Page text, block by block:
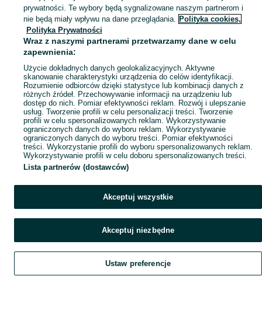
Mapa kategorii
Mapa miejscowości
Mapa ministron
Popularne wyszukiwania
Szukaj Obserwujesz Dodaj Czat Konto
prywatności. Te wybory będą sygnalizowane naszym partnerom i
nie będą miały wpływu na dane przeglądania. Polityka cookies,
Polityka Prywatności
Wraz z naszymi partnerami przetwarzamy dane w celu
zapewnienia:
Użycie dokładnych danych geolokalizacyjnych. Aktywne
skanowanie charakterystyki urządzenia do celów identyfikacji.
Rozumienie odbiorców dzięki statystyce lub kombinacji danych z
różnych źródeł. Przechowywanie informacji na urządzeniu lub
dostęp do nich. Pomiar efektywności reklam. Rozwój i ulepszanie
usług. Tworzenie profili w celu personalizacji treści. Tworzenie
profili w celu spersonalizowanych reklam. Wykorzystywanie
ograniczonych danych do wyboru reklam. Wykorzystywanie
ograniczonych danych do wyboru treści. Pomiar efektywności
treści. Wykorzystanie profili do wyboru spersonalizowanych reklam.
Wykorzystywanie profili w celu doboru spersonalizowanych treści.
Lista partnerów (dostawców)
Akceptuj wszystkie
Akceptuj niezbędne
Ustaw preferencje